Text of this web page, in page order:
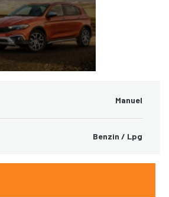
Manuel
Benzin / Lpg